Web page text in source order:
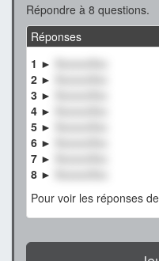
Répondre à 8 questions.
Réponses
1 ►
XxxxxxXxx
2 ►
3 ►
4 ►
5 ►
6 ►
7 ►
8 ►
Pour voir les réponses